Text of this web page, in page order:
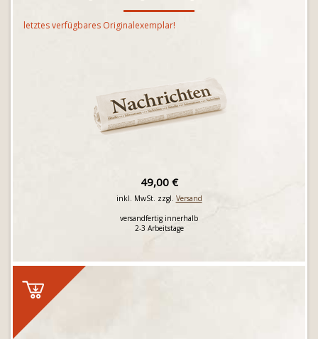
letztes verfügbares Originalexemplar!
49,00 €
inkl. MwSt. zzgl. Versand
versandfertig innerhalb
2-3 Arbeitstage